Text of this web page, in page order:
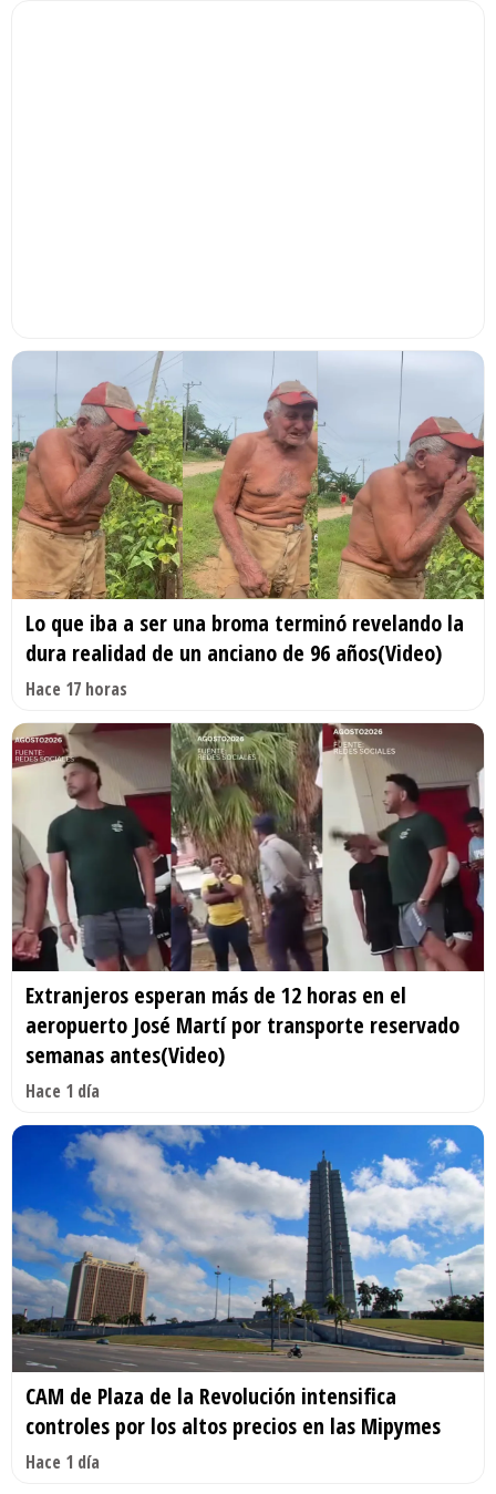
Lo que iba a ser una broma terminó revelando la
dura realidad de un anciano de 96 años(Video)
Hace 17 horas
Extranjeros esperan más de 12 horas en el
aeropuerto José Martí por transporte reservado
semanas antes(Video)
Hace 1 día
CAM de Plaza de la Revolución intensifica
controles por los altos precios en las Mipymes
Hace 1 día